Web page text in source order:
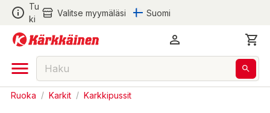
Tu
ki
Valitse myymäläsi Suomi
Ruoka / Karkit / Karkkipussit